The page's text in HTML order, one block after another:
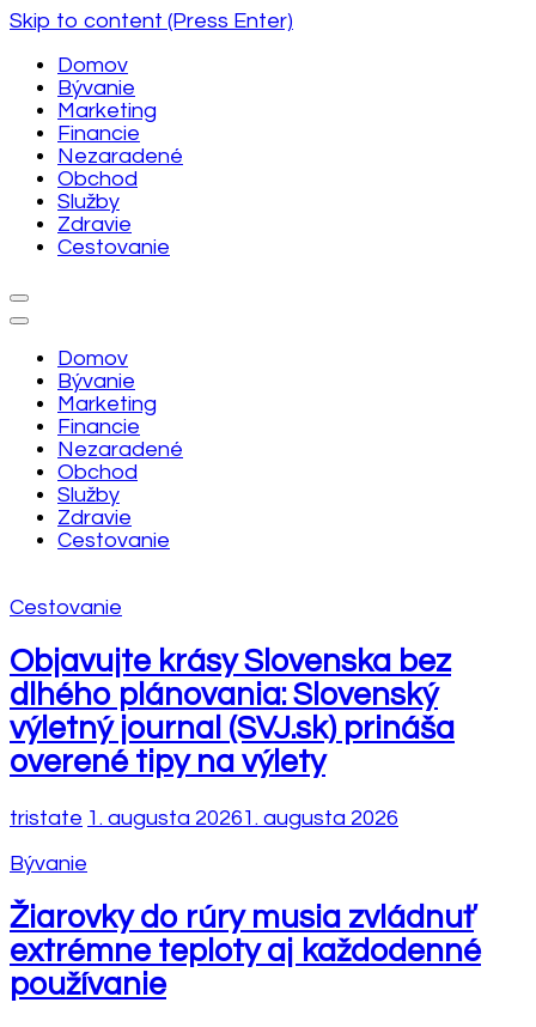
Skip to content (Press Enter)
Domov
Bývanie
Marketing
Financie
Nezaradené
Obchod
Služby
Zdravie
Cestovanie
Domov
Bývanie
Marketing
Financie
Nezaradené
Obchod
Služby
Zdravie
Cestovanie
Cestovanie
Objavujte krásy Slovenska bez
dlhého plánovania: Slovenský
výletný journal (SVJ.sk) prináša
overené tipy na výlety
tristate 1. augusta 20261. augusta 2026
Bývanie
Žiarovky do rúry musia zvládnuť
extrémne teploty aj každodenné
používanie